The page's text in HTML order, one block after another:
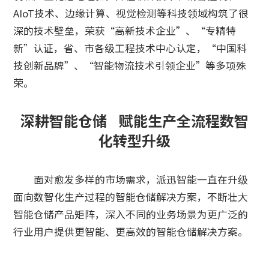
AIoT技术、边缘计算、视觉检测等科技领域构筑了很
深的技术壁垒，荣获“高新技术企业”、“专精特
新”认证，省、市各级工程技术中心认定，“中国科
技创新品牌”、“智能物流技术引领企业”等多项殊
荣。
深耕智能仓储 赋能生产全流程数智
化转型升级
面对愈发多样的市场需求，派迅智能一直在升级
面向数智化生产过程的智能仓储解决方案，不断壮大
智能仓储产品矩阵，深入不同的业务场景为更广泛的
行业用户提供更智能、更高效的智能仓储解决方案。